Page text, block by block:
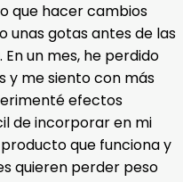
que hacer cambios
unas gotas antes de las
un mes, he perdido
y me siento con más
efectos
de incorporar en mi
producto que funciona y
quieren perder peso